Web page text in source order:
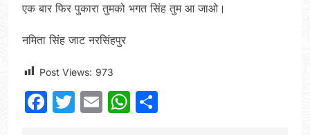
एक बार फिर पुकारा तुमको भगत सिंह तुम आ जाओ।
नमिता सिंह जाट नरसिंहपुर
Post Views: 973
Facebook
Twitter
EmailWhatsApp